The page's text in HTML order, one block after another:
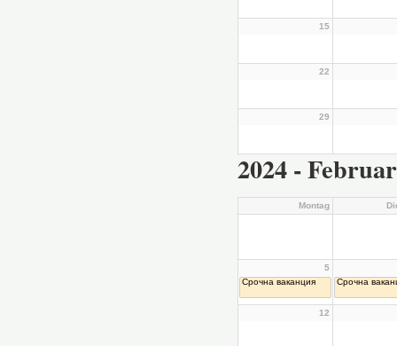
15
22
29
2024 - Februar
Montag
5
Срочна ваканция
Срочна
12